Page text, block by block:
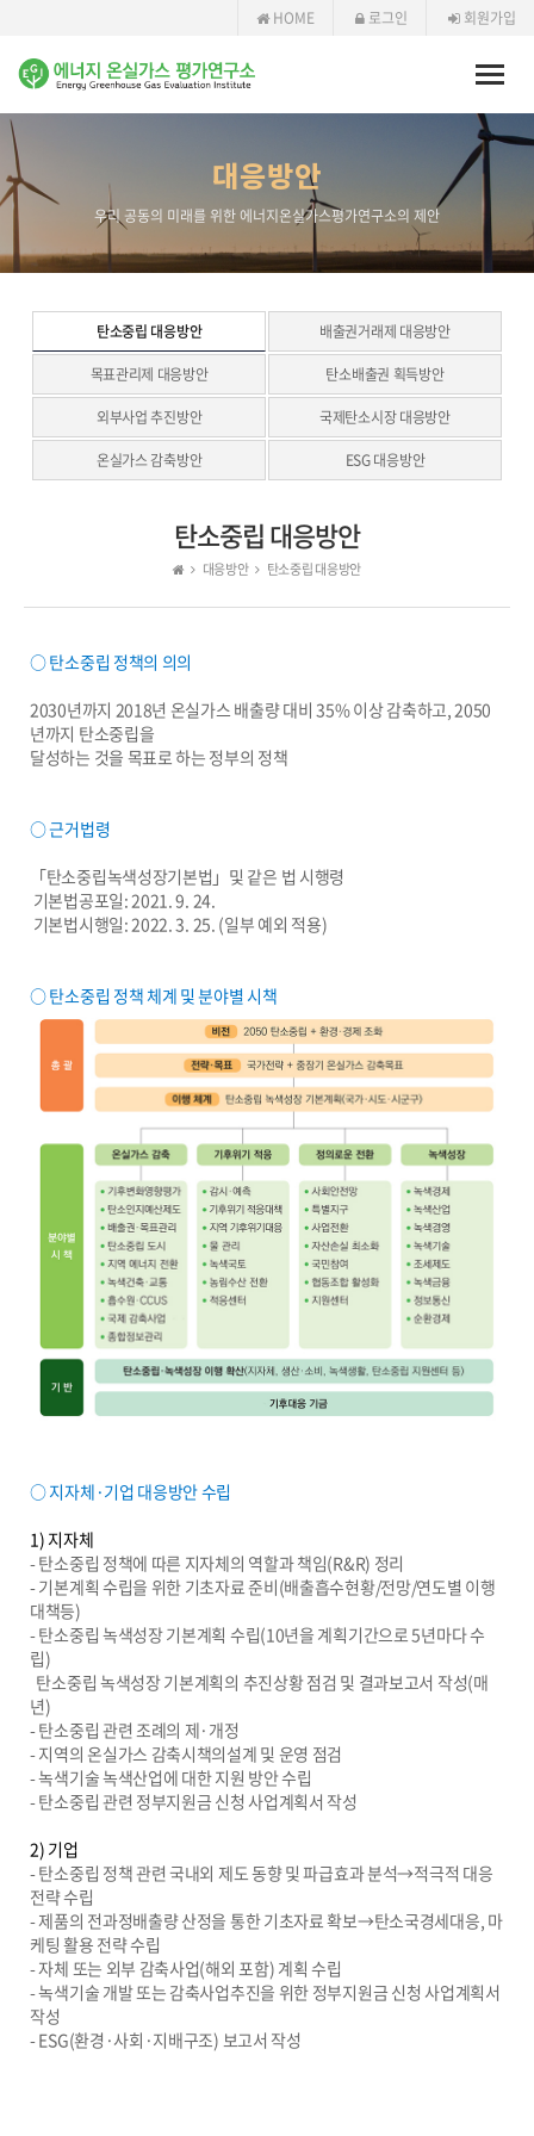
HOME 로그인 회원가입
Toggle
대응방안
우리 공동의 미래를 위한 에너지온실가스평가연구소의 제안
탄소중립 대응방안
배출권거래제 대응방안
목표관리제 대응방안
탄소배출권 획득방안
외부사업 추진방안
국제탄소시장 대응방안
온실가스 감축방안
ESG 대응방안
탄소중립 대응방안
대응방안 탄소중립 대응방안
○ 탄소중립 정책의 의의
2030년까지 2018년 온실가스 배출량 대비 35% 이상 감축하고, 2050
년까지 탄소중립을
달성하는 것을 목표로 하는 정부의 정책
○ 근거법령
「탄소중립녹색성장기본법」및 같은 법 시행령
기본법공포일: 2021. 9. 24.
기본법시행일: 2022. 3. 25. (일부 예외 적용)
○ 탄소중립 정책 체계 및 분야별 시책
○ 지자체·기업 대응방안 수립
1) 지자체
- 탄소중립 정책에 따른 지자체의 역할과 책임(R&R) 정리
- 기본계획 수립을 위한 기초자료 준비(배출흡수현황/전망/연도별 이행
대책등)
- 탄소중립 녹색성장 기본계획 수립(10년을 계획기간으로 5년마다 수
립)
탄소중립 녹색성장 기본계획의 추진상황 점검 및 결과보고서 작성(매
년)
- 탄소중립 관련 조례의 제·개정
- 지역의 온실가스 감축시책의설계 및 운영 점검
- 녹색기술 녹색산업에 대한 지원 방안 수립
- 탄소중립 관련 정부지원금 신청 사업계획서 작성
2) 기업
- 탄소중립 정책 관련 국내외 제도 동향 및 파급효과 분석→적극적 대응
전략 수립
- 제품의 전과정배출량 산정을 통한 기초자료 확보→탄소국경세대응, 마
케팅 활용 전략 수립
- 자체 또는 외부 감축사업(해외 포함) 계획 수립
- 녹색기술 개발 또는 감축사업추진을 위한 정부지원금 신청 사업계획서
작성
- ESG(환경·사회·지배구조) 보고서 작성